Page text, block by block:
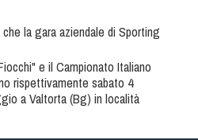
la gara aziendale di Sporting
e il Campionato Italiano
rispettivamente sabato 4
a Valtorta (Bg) in località
Federali
di Gara